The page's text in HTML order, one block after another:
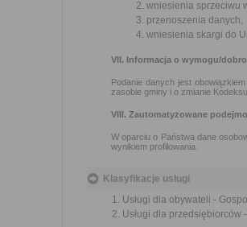
wniesienia sprzeciwu
przenoszenia danych,
wniesienia skargi do
VII. Informacja o wymogu/
Podanie danych jest
zasobie gminy i o zmianie
VIII. Zautomatyzowane
W oparciu o Państwa dane
wynikiem profilowania.
Klasyfikacje usługi
Usługi dla obywateli -
Usługi dla